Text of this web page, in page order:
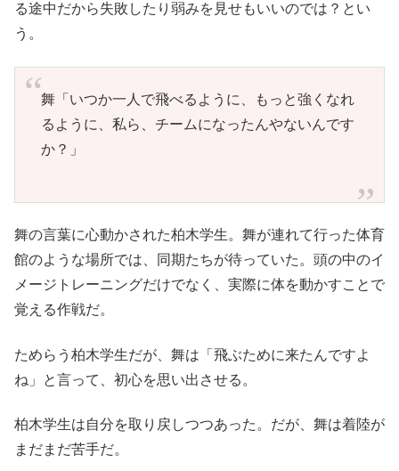
る途中だから失敗したり弱みを見せもいいのでは？とい
う。
舞「いつか一人で飛べるように、もっと強くなれ
るように、私ら、チームになったんやないんです
か？」
舞の言葉に心動かされた柏木学生。舞が連れて行った体育
館のような場所では、同期たちが待っていた。頭の中のイ
メージトレーニングだけでなく、実際に体を動かすことで
覚える作戦だ。
ためらう柏木学生だが、舞は「飛ぶために来たんですよ
ね」と言って、初心を思い出させる。
柏木学生は自分を取り戻しつつあった。だが、舞は着陸が
まだまだ苦手だ。